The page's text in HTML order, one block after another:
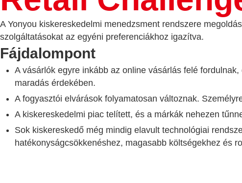
A Yonyou kiskereskedelmi menedzsment rendszere
szolgáltatásokat az egyéni preferenciákhoz igazítva.
Fájdalompont
A vásárlók egyre inkább az online vásárlás felé
maradás érdekében.
A fogyasztói elvárások folyamatosan változnak.
A kiskereskedelmi piac telített, és a márkák nehezen
Sok kiskereskedő még mindig elavult technológiai
hatékonyságcsökkenéshez, magasabb költségekhez és